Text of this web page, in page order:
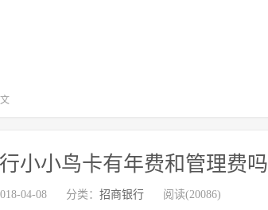
小小鸟卡有年费和管理费吗
04-08 分类： 招商银行 阅读(20086)